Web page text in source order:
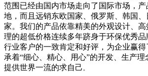
范围已经由国内市场走向了国际市场，
地，而且远销东欧国家、俄罗斯、韩国
家。我们的产品依靠精美的外观设计、
理的超低价格连续多年跻身于环保优秀
行业客户的一致肯定和好评，为企业赢
承着“细心、精心、用心”的开发、生产
提供世界一流的求自己 。